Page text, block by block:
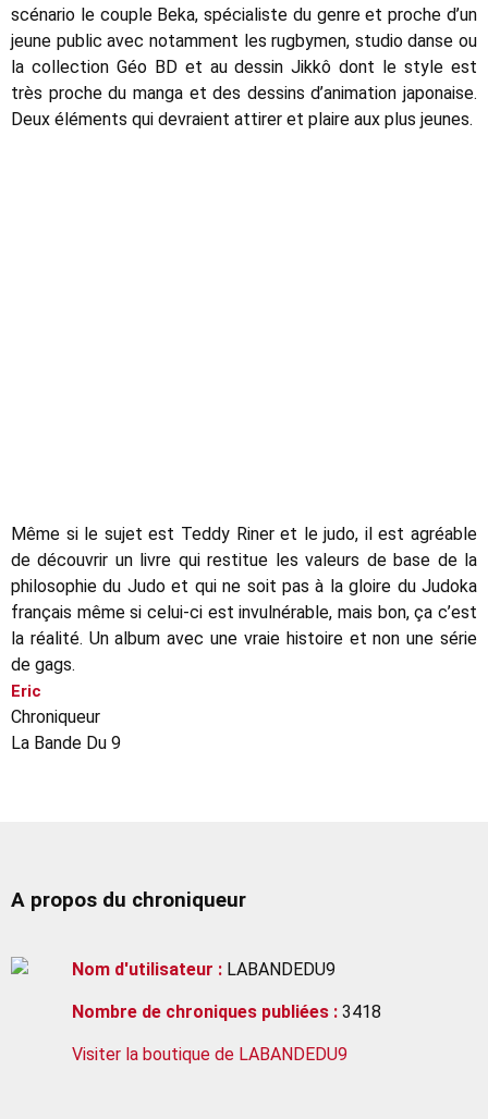
scénario le couple Beka, spécialiste du genre et proche d’un
jeune public avec notamment les rugbymen, studio danse ou
la collection Géo BD et au dessin Jikkô dont le style est
très proche du manga et des dessins d’animation japonaise.
Deux éléments qui devraient attirer et plaire aux plus jeunes.
Même si le sujet est Teddy Riner et le judo, il est agréable
de découvrir un livre qui restitue les valeurs de base de la
philosophie du Judo et qui ne soit pas à la gloire du Judoka
français même si celui-ci est invulnérable, mais bon, ça c’est
la réalité. Un album avec une vraie histoire et non une série
de gags.
Eric
Chroniqueur
La Bande Du 9
A propos du chroniqueur
Nom d'utilisateur : LABANDEDU9
Nombre de chroniques publiées : 3418
Visiter la boutique de LABANDEDU9